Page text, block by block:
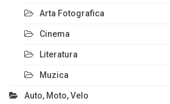
Arta Fotografica
Cinema
Literatura
Muzica
Auto, Moto, Velo